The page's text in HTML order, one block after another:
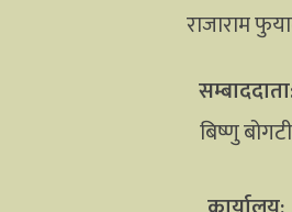
राजाराम
बिष्णु बोगटी